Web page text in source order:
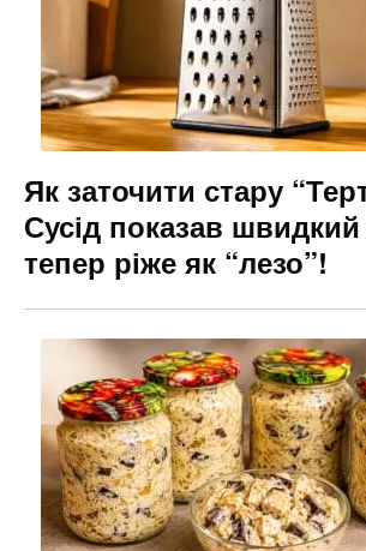
Як заточити стару
Сусід показав швидкий
тепер ріже як “лезо”!